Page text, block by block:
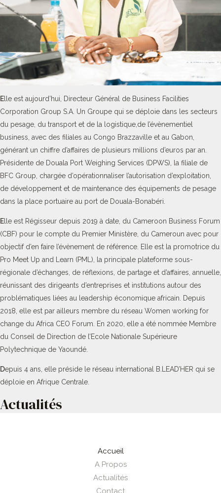
E lle est aujourd’hui, Directeur Général de Business Facilities
Corporation Group S.A. Un Groupe qui se déploie dans les secteurs
du pesage, du transport et de la logistique,de l’évènementiel
business, avec des filiales au Congo Brazzaville et au Gabon,
générant un chiffre d’affaires de plusieurs millions d’euros par an.
Présidente de Douala Port Weighing Services (DPWS), la filiale de
BFC Group, chargée d’opérationnaliser l’autorisation d’exploitation,
de développement et de maintenance des équipements de pesage
dans la place portuaire au port de Douala-Bonabéri.
E lle est Régisseur depuis 2019 à date, du Cameroon Business Forum
(CBF) pour le compte du Premier Ministère, du Cameroun avec pour
objectif d’en faire l’évènement de référence. Elle est la promotrice du
Pro Meet Up and Learn (PML), la principale plateforme sous-
régionale d’échanges, de réflexions, de partage et d’affaires, annuelle,
réunissant des dirigeants d’entreprises et institutions autour des
problématiques liées au leadership économique africain. Depuis
2018, elle est par ailleurs membre du réseau Women working for
change du Africa CEO Forum. En 2020, elle a été nommée Membre
du Conseil de Direction de l’Ecole Nationale Supérieure
Polytechnique de Yaoundé.
Depuis 4 ans, elle préside le réseau international B.LEAD’HER qui se
déploie en Afrique Centrale.
Actualités
Accueil
A Propos
Actualités
Contact